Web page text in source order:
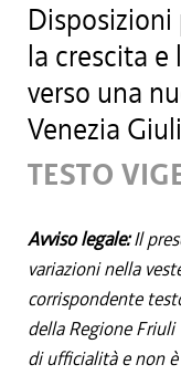
Disposizioni
la crescita
verso una
Venezia
TESTO
Avviso legale:Il
variazioni nella
corrispondente
della Regione Friuli
di ufficialità e non